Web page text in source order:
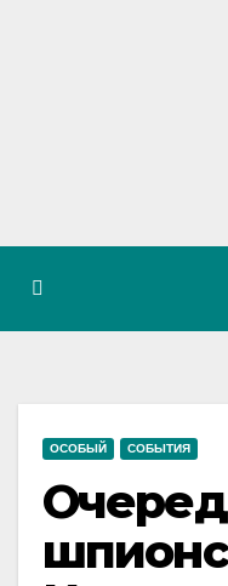
ОСОБЫЙ СОБЫТИЯ